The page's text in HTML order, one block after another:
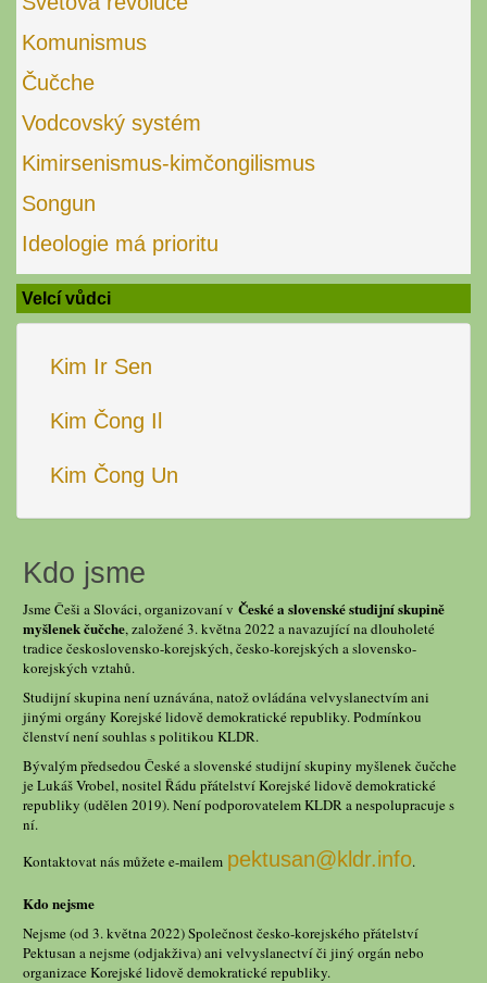
Komunismus
Čučche
Vodcovský systém
Kimirsenismus-kimčongilismus
Songun
Ideologie má prioritu
Velcí vůdci
Kim Ir Sen
Kim Čong Il
Kim Čong Un
Kdo jsme
Jsme Češi a Slováci, organizovaní v České a slovenské studijní skupině
myšlenek čučche, založené 3. května 2022 a navazující na dlouholeté
tradice československo-korejských, česko-korejských a slovensko-
korejských vztahů.
Studijní skupina není uznávána, natož ovládána velvyslanectvím ani
jinými orgány Korejské lidově demokratické republiky. Podmínkou
členství není souhlas s politikou KLDR.
Bývalým předsedou České a slovenské studijní skupiny myšlenek čučche
je Lukáš Vrobel, nositel Řádu přátelství Korejské lidově demokratické
republiky (udělen 2019). Není podporovatelem KLDR a nespolupracuje s
ní.
Kontaktovat nás můžete e-mailem pektusan@kldr.info.
Kdo nejsme
Nejsme (od 3. května 2022) Společnost česko-korejského přátelství
Pektusan a nejsme (odjakživa) ani velvyslanectví či jiný orgán nebo
organizace Korejské lidově demokratické republiky.